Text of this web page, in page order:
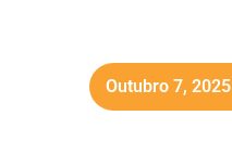
Outubro 7, 2025